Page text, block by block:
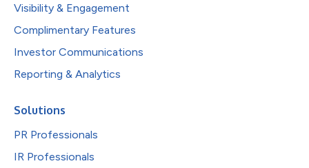
Visibility & Engagement
Complimentary Features
Investor Communications
Reporting & Analytics
Solutions
PR Professionals
IR Professionals